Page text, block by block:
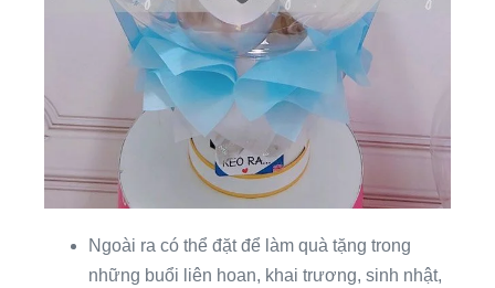
Ngoài ra có thể đặt để làm quà tặng trong
những buổi liên hoan, khai trương, sinh nhật,